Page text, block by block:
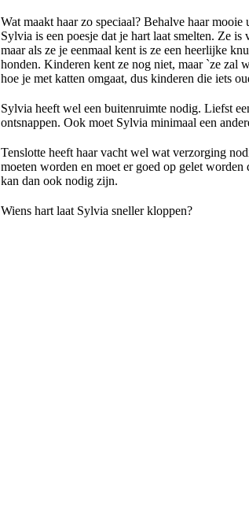
Wat maakt haar zo speciaal? Behalve haar
Sylvia is een poesje dat je hart laat smelten. Ze
maar als ze je eenmaal kent is ze een heerlijke
honden. Kinderen kent ze nog niet, maar `ze zal
hoe je met katten omgaat, dus kinderen die iets
Sylvia heeft wel een buitenruimte nodig. Liefst
ontsnappen. Ook moet Sylvia minimaal een
Tenslotte heeft haar vacht wel wat verzorging
moeten worden en moet er goed op gelet
kan dan ook nodig zijn.
Wiens hart laat Sylvia sneller kloppen?